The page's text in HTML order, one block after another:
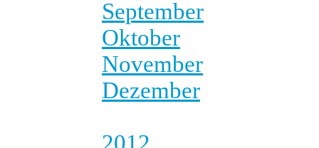
September
Oktober
November
Dezember